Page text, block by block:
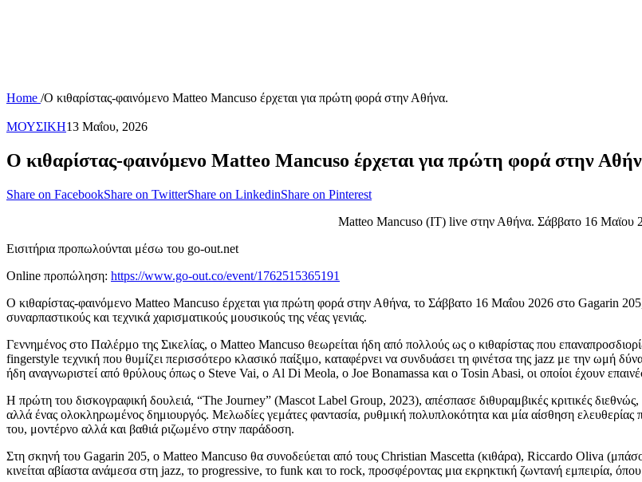
Home /Ο κιθαρίστας-φαινόμενο Matteo Mancuso έρχεται για πρώτη φορά στην Αθήνα.
ΜΟΥΣΙΚΗ13 Μαΐου, 2026
Ο κιθαρίστας-φαινόμενο Matteo Mancuso έρχεται για πρώτη φορά στην
Share on FacebookShare on TwitterShare on LinkedinShare on Pinterest
Matteo Mancuso (IT) live στην Αθήνα. Σάββατο 16 Μαϊου
Εισιτήρια προπωλούνται μέσω του go-out.net
Online προπώληση: https://www.go-out.co/event/1762515365191
Ο κιθαρίστας-φαινόμενο Matteo Mancuso έρχεται για πρώτη φορά στην Αθήνα, το Σάββατο 16 Μαΐου 2026 στο Gagarin
συναρπαστικούς και τεχνικά χαρισματικούς μουσικούς της νέας γενιάς.
Γεννημένος στο Παλέρμο της Σικελίας, ο Matteo Mancuso θεωρείται ήδη από πολλούς ως ο κιθαρίστας που
fingerstyle τεχνική που θυμίζει περισσότερο κλασικό παίξιμο, καταφέρνει να συνδυάσει τη φινέτσα της jazz με την ωμή
ήδη αναγνωριστεί από θρύλους όπως ο Steve Vai, ο Al Di Meola, ο Joe Bonamassa και ο Tosin Abasi, οι οποίοι έχουν
Η πρώτη του δισκογραφική δουλειά, “The Journey” (Mascot Label Group, 2023), απέσπασε διθυραμβικές κριτικές διεθνώς,
αλλά ένας ολοκληρωμένος δημιουργός. Μελωδίες γεμάτες φαντασία, ρυθμική πολυπλοκότητα και μία αίσθηση
του, μοντέρνο αλλά και βαθιά ριζωμένο στην παράδοση.
Στη σκηνή του Gagarin 205, ο Matteo Mancuso θα συνοδεύεται από τους Christian Mascetta (κιθάρα), Riccardo Oliva
κινείται αβίαστα ανάμεσα στη jazz, το progressive, το funk και το rock, προσφέροντας μια εκρηκτική ζωντανή εμπειρία,